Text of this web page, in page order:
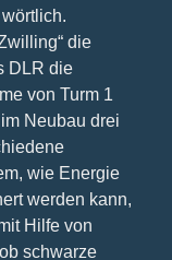
die
DLR die
von Turm 1
Neubau drei
wie Energie
werden kann,
Hilfe von
schwarze